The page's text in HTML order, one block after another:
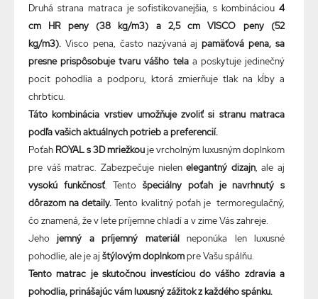
Druhá strana matraca je sofistikovanejšia, s kombináciou 4
cm HR peny (38 kg/m3) a 2,5 cm VISCO peny (52
kg/m3). Visco pena, často nazývaná ajpamäťová pena, sa
presne prispôsobuje tvaru vášho tela a poskytuje jedinečný
pocit pohodlia a podporu, ktorá zmierňuje tlak na kĺby a
chrbticu.
Táto kombinácia vrstiev umožňuje zvoliť si stranu matraca
podľa vašich aktuálnych potrieb a preferencií.
Poťah ROYAL s 3D mriežkouje vrcholným luxusným doplnkom
pre váš matrac. Zabezpečuje nielenelegantný dizajn, ale aj
vysokú funkčnosť. Tentošpeciálny poťah je navrhnutý s
dôrazom na detaily.Tento kvalitný poťah je termoregulačný,
čo znamená, že v lete príjemne chladí a v zime Vás zahreje.
Jehojemný a príjemný materiálneponúka len luxusné
pohodlie, ale je aj štýlovým doplnkompre Vašu spálňu.
Tento matrac je skutočnou investíciou do vášho zdravia a
pohodlia, prinášajúc vám luxusný zážitok z každého spánku.